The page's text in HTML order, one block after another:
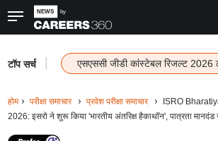
टॉप सर्च एसएससी जीडी कांस्टेबल रिजल्ट 2026
होम परीक्षा समाचार प्रवेश परीक्षा समाचार
ISRO
2026: इसरो ने शुरू किया 'भारतीय अंतरिक्ष हैकाथॉन', पात्रता मानदंड